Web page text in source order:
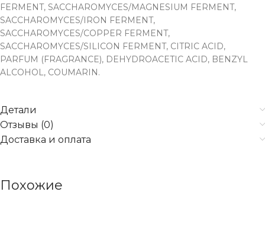
FERMENT, SACCHAROMYCES/MAGNESIUM FERMENT,
SACCHAROMYCES/IRON FERMENT,
SACCHAROMYCES/COPPER FERMENT,
SACCHAROMYCES/SILICON FERMENT, CITRIC ACID,
PARFUM (FRAGRANCE), DEHYDROACETIC ACID, BENZYL
ALCOHOL, COUMARIN.
Детали
Отзывы (0)
Доставка и оплата
Похожие